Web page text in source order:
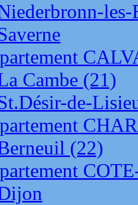
Cambe (21)
de-
(22)